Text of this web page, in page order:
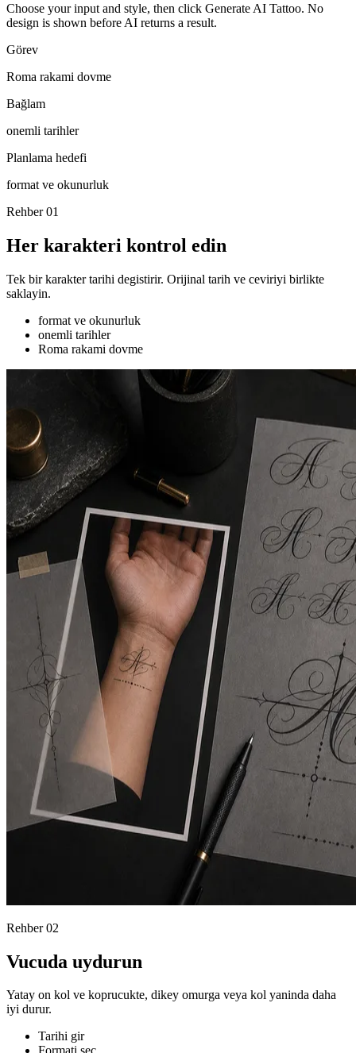
Choose your input and style, then click Generate AI Tattoo. No
design is shown before AI returns a result.
Görev
Roma rakami dovme
Bağlam
onemli tarihler
Planlama hedefi
format ve okunurluk
Rehber 01
Her karakteri kontrol edin
Tek bir karakter tarihi degistirir. Orijinal tarih ve ceviriyi birlikte
saklayin.
format ve okunurluk
onemli tarihler
Roma rakami dovme
Rehber 02
Vucuda uydurun
Yatay on kol ve koprucukte, dikey omurga veya kol yaninda daha
iyi durur.
Tarihi gir